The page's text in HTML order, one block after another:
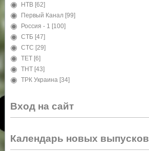
НТВ [62]
Первый Канал [99]
Россия - 1 [100]
СТБ [47]
СТС [29]
ТЕТ [6]
ТНТ [43]
ТРК Украина [34]
Вход на сайт
Календарь новых выпусков